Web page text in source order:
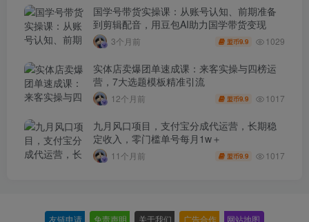
国学号带货实操课：从账号认知、前期准备
到剪辑配音，用豆包AI助力国学带货变现
3个月前 盟币9.9 1029
实体店卖爆团单速成课：来客实操与四榜运
营，7大选题模板精准引流
12个月前 盟币9.9 1017
九月风口项目，支付宝分成代运营，长期稳
定收入，零门槛单号每月1w＋
11个月前 盟币9.9 1017
友链申请 免责声明 关于我们 广告合作 网站地图